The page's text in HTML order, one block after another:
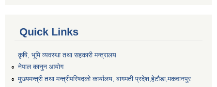
Quick Links
कृषि, भूमि व्यवस्था तथा सहकारी मन्त्रालय
नेपाल कानुन आयोग
मुख्यमन्त्री तथा मन्त्रीपरिषदको कार्यालय, बागमती प्रदेश,हेटाैडा,मकवानपुर